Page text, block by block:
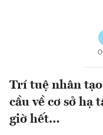
Trí tuệ nhân
cầu về cơ sở hạ
giờ hết…